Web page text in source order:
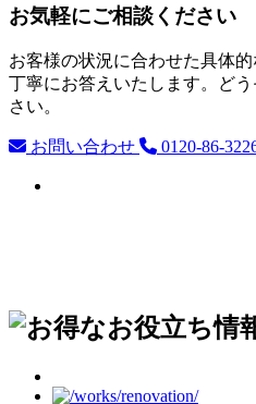
お気軽にご相談ください
お客様の状況に合わせた具体
丁寧にお答えいたします。ど
さい。
お問い合わせ 0120-86-